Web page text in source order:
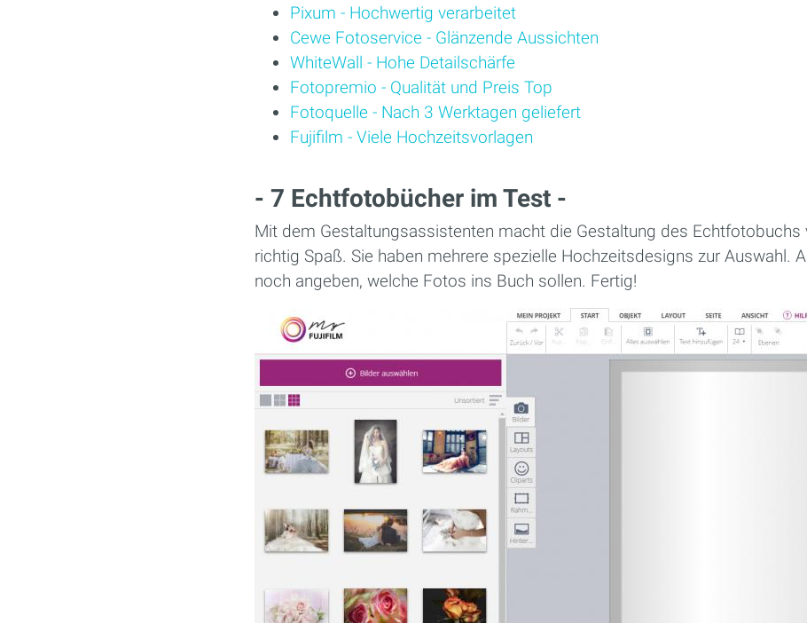
Pixum - Hochwertig verarbeitet
Cewe Fotoservice - Glänzende Aussichten
WhiteWall - Hohe Detailschärfe
Fotopremio - Qualität und Preis Top
Fotoquelle - Nach 3 Werktagen geliefert
Fujifilm - Viele Hochzeitsvorlagen
- 7 Echtfotobücher im Test -
Mit dem Gestaltungsassistenten macht die Gestaltung des Echtfotobuchs
richtig Spaß. Sie haben mehrere spezielle Hochzeitsdesigns zur Auswahl.
noch angeben, welche Fotos ins Buch sollen. Fertig!